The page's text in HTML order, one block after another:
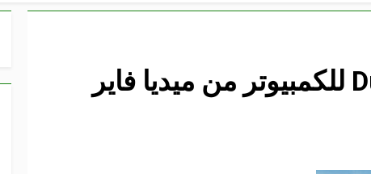
تحميل لعبة Dune Awakening للكمبيوتر من ميديا فاير